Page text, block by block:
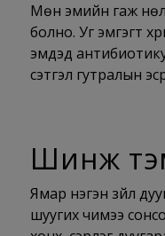
Мөн эмийн гаж
болно. Уг эмгэгт
эмүүдэд
сэтгэл гутралын
Шинж
Ямар нэгэн зүйл
шуугих чимээ